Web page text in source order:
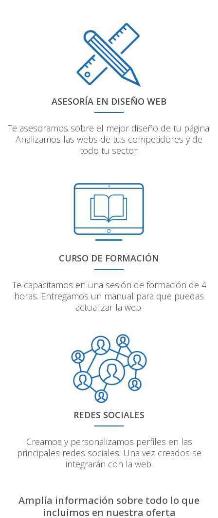
ASESORÍA EN DISEÑO WEB
Te asesoramos sobre el mejor diseño de tu página.
Analizamos las webs de tus competidores y de
todo tu sector.
CURSO DE FORMACIÓN
Te capacitamos en una sesión de formación de 4
horas. Entregamos un manual para que puedas
actualizar la web.
REDES SOCIALES
Creamos y personalizamos perfiles en las
principales redes sociales. Una vez creados se
integrarán con la web.
Amplía información sobre todo lo que
incluimos en nuestra oferta